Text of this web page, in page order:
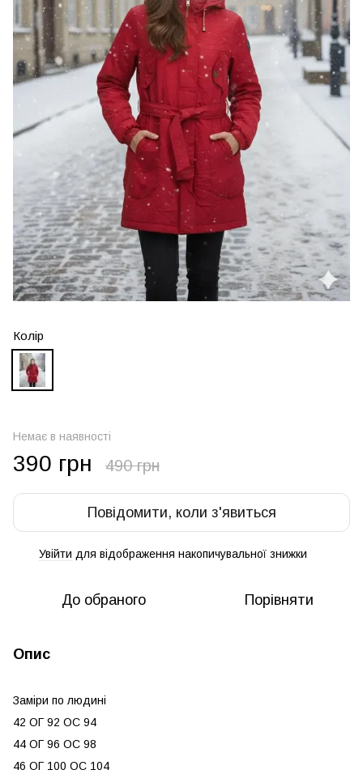
Колір
Немає в наявності
390 грн 490 грн
Повідомити, коли з'явиться
Увійти для відображення накопичувальної знижки
До обраного Порівняти
Опис
Заміри по людині
42 ОГ 92 ОС 94
44 ОГ 96 ОС 98
46 ОГ 100 ОС 104